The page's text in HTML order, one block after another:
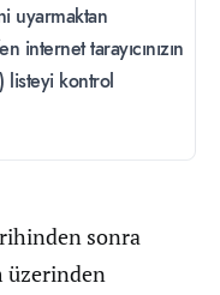
uyarmaktan
tarayıcınızın
listeyi kontrol
sonra
üzerinden